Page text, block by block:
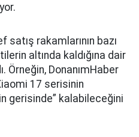
satış rakamlarının bazı
altında kaldığına dair
Örneğin, DonanımHaber
17 serisinin
gerisinde” kalabileceğini